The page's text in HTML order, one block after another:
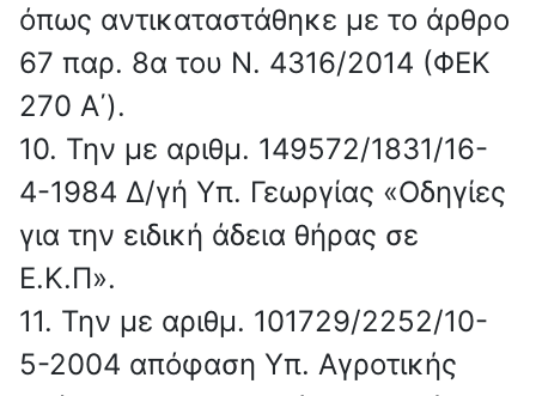
όπως αντικαταστάθηκε με το άρθρο
67 παρ. 8α του Ν. 4316/2014 (ΦΕΚ
270 Α΄).
10. Την με αριθμ. 149572/1831/16-
4-1984 Δ/γή Υπ. Γεω­ργίας «Οδηγίες
για την ειδική άδεια θήρας σε
Ε.Κ.Π».
11. Την με αριθμ. 101729/2252/10-
5-2004 απόφαση Υπ. Αγροτικής